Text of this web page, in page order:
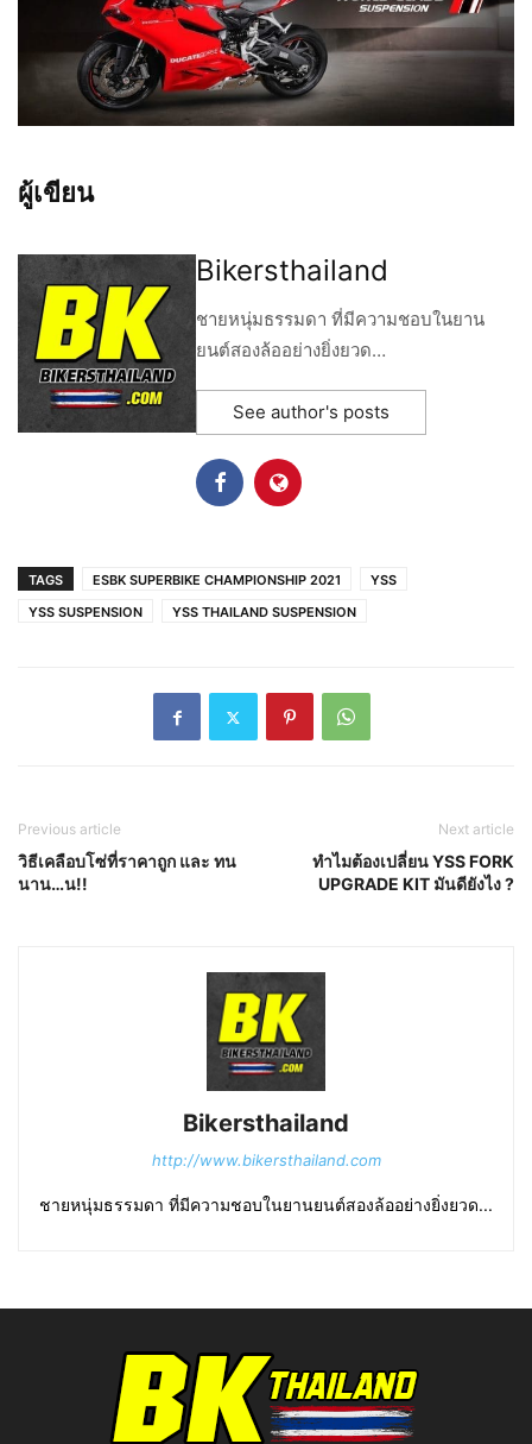
ผู้เขียน
Bikersthailand
ชายหนุ่มธรรมดา ที่มีความชอบในยาน
ยนต์สองล้ออย่างยิ่งยวด…
See author's posts
TAGS ESBK SUPERBIKE CHAMPIONSHIP 2021
YSS
YSS SUSPENSION
YSS THAILAND SUSPENSION
Previous article
วิธีเคลือบโซ่ที่ราคาถูก และ ทน
นาน…น!!
Next article
ทำไมต้องเปลี่ยน YSS FORK
UPGRADE KIT มันดียังไง ?
Bikersthailand
http://www.bikersthailand.com
ชายหนุ่มธรรมดา ที่มีความชอบในยานยนต์สองล้ออย่างยิ่งยวด...